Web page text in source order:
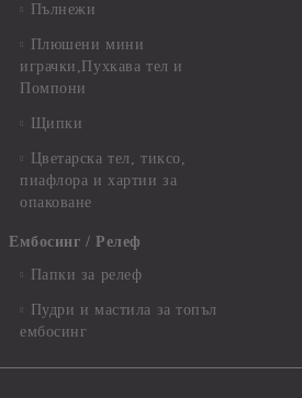
Пълнежи
Плюшени мини
играчки,Пухкава тел и
Помпони
Щипки
Цветарска тел, тиксо,
пиафлора и хартии за
опаковане
Ембосинг / Релеф
Папки за релеф
Пудри и мастила за топъл
ембосинг